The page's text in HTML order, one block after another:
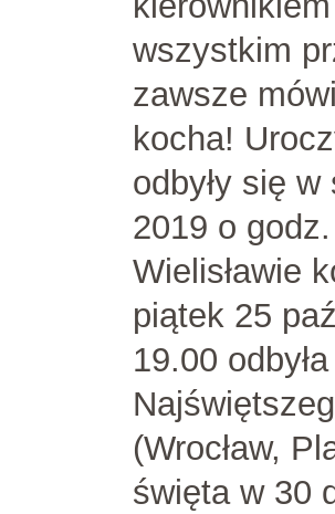
wszystkim
zawsze
kocha!
odbyły się
2019 o
Wielisławie
piątek 25
19.00
(Wrocław,
święta w 30